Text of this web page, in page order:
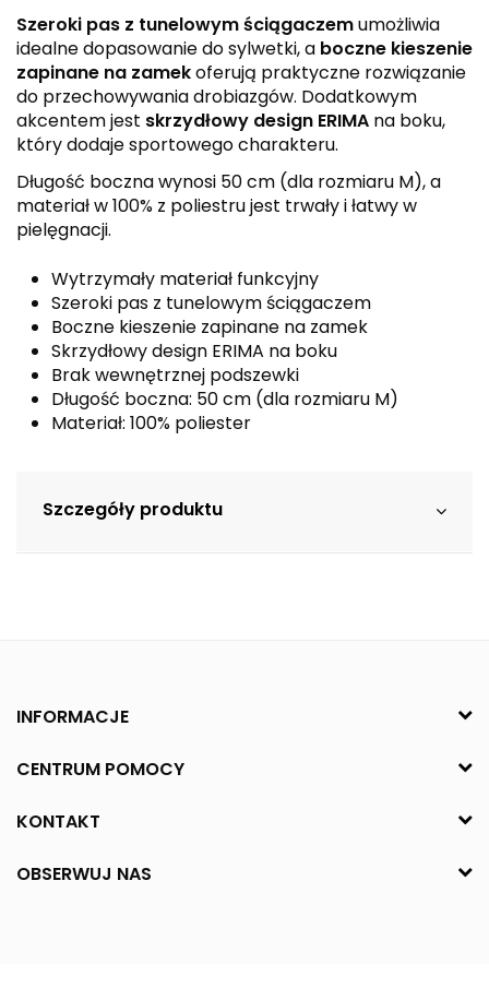
Szeroki pas z tunelowym ściągaczemumożliwia
idealne dopasowanie do sylwetki, a boczne kieszenie
zapinane na zamekoferują praktyczne rozwiązanie
do przechowywania drobiazgów. Dodatkowym
akcentem jest skrzydłowy design ERIMA na boku,
który dodaje sportowego charakteru.
Długość boczna wynosi 50 cm (dla rozmiaru M), a
materiał w 100% z poliestru jest trwały i łatwy w
pielęgnacji.
Wytrzymały materiał funkcyjny
Szeroki pas z tunelowym ściągaczem
Boczne kieszenie zapinane na zamek
Skrzydłowy design ERIMA na boku
Brak wewnętrznej podszewki
Długość boczna: 50 cm (dla rozmiaru M)
Materiał: 100% poliester
Szczegóły produktu
INFORMACJE
CENTRUM POMOCY
KONTAKT
OBSERWUJ NAS